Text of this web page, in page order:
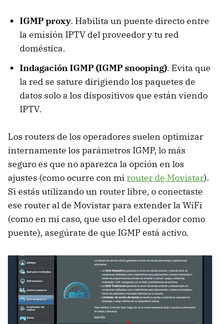
IGMP proxy. Habilita un puente directo entre
la emisión IPTV del proveedor y tu red
doméstica.
Indagación IGMP (IGMP snooping). Evita que
la red se sature dirigiendo los paquetes de
datos solo a los dispositivos que están viendo
IPTV.
Los routers de los operadores suelen optimizar
internamente los parámetros IGMP, lo más
seguro es que no aparezca la opción en los
ajustes (como ocurre con mi router de Movistar).
Si estás utilizando un router libre, o conectaste
ese router al de Movistar para extender la WiFi
(como en mi caso, que uso el del operador como
puente), asegúrate de que IGMP está activo.